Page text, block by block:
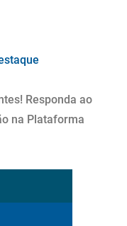
Responda ao
na Plataforma